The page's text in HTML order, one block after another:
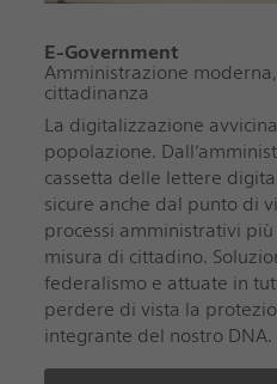
E-Government
Amministrazione
cittadinanza
La digitalizzazione
popolazione.
cassetta delle lettere
sicure anche dal punto di
processi amministrativi
misura di cittadino.
federalismo e attuate in
perdere di vista la
integrante del nostro DNA.